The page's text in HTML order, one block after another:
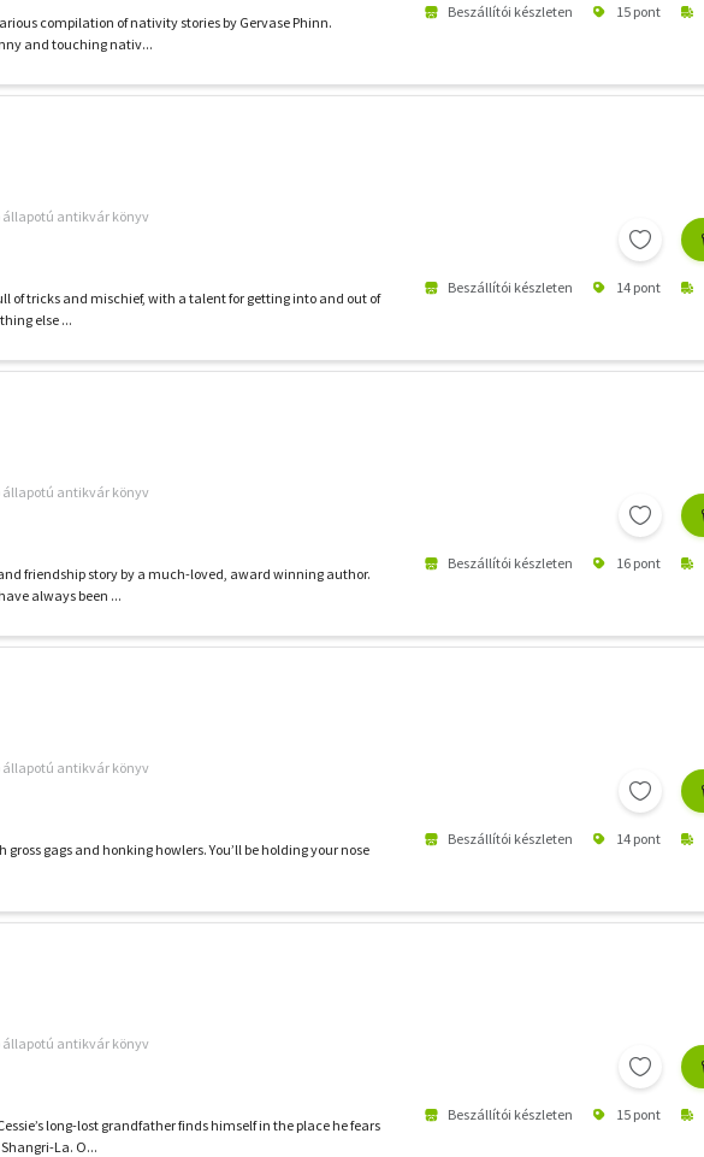
compilation of nativity stories by Gervase Phinn.
and touching nativ...
Beszállítói készleten 15 pont
állapotú antikvár könyv
of tricks and mischief, with a talent for getting into and out of
else ...
Beszállítói készleten 14 pont
állapotú antikvár könyv
friendship story by a much-loved, award winning author.
always been ...
Beszállítói készleten 16 pont
állapotú antikvár könyv
gags and honking howlers. You’ll be holding your nose
Beszállítói készleten 14 pont
állapotú antikvár könyv
long-lost grandfather finds himself in the place he fears
La. O...
Beszállítói készleten 15 pont